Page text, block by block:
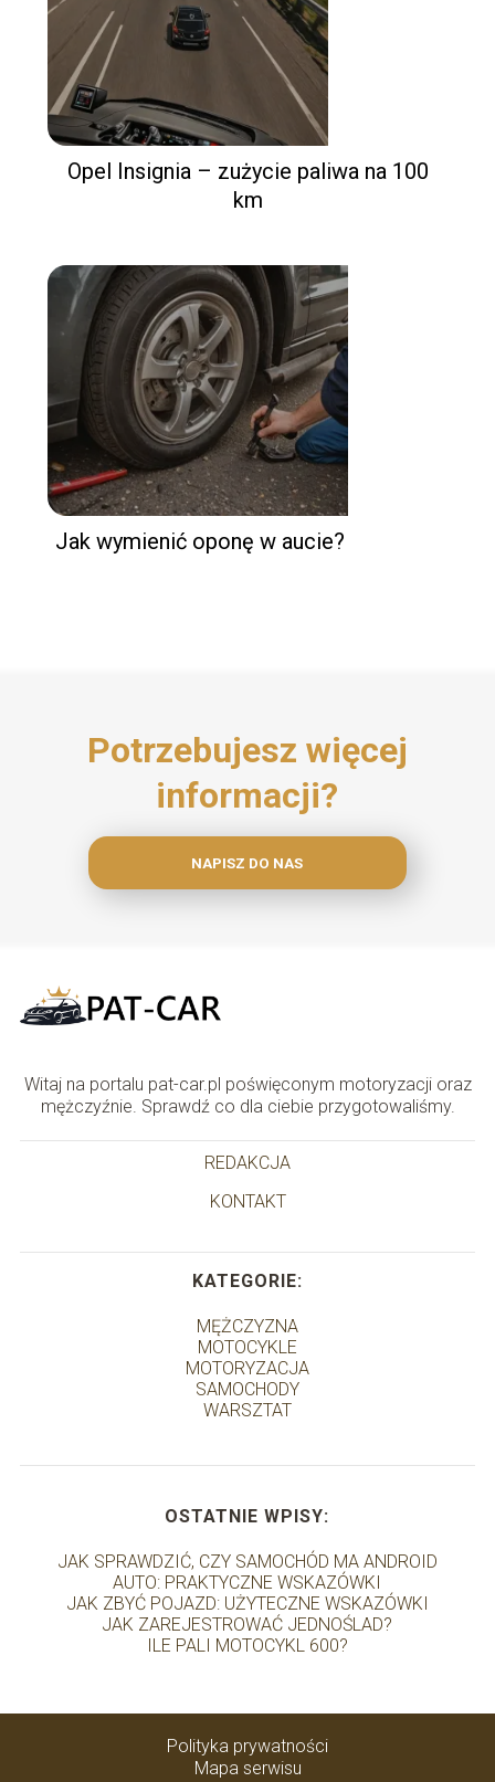
Opel Insignia – zużycie paliwa na 100
km
Jak wymienić oponę w aucie?
Potrzebujesz więcej
informacji?
NAPISZ DO NAS
Witaj na portalu pat-car.pl poświęconym motoryzacji oraz
mężczyźnie. Sprawdź co dla ciebie przygotowaliśmy.
REDAKCJA
KONTAKT
KATEGORIE:
MĘŻCZYZNA
MOTOCYKLE
MOTORYZACJA
SAMOCHODY
WARSZTAT
OSTATNIE WPISY:
JAK SPRAWDZIĆ, CZY SAMOCHÓD MA ANDROID
AUTO: PRAKTYCZNE WSKAZÓWKI
JAK ZBYĆ POJAZD: UŻYTECZNE WSKAZÓWKI
JAK ZAREJESTROWAĆ JEDNOŚLAD?
ILE PALI MOTOCYKL 600?
Polityka prywatności
Mapa serwisu